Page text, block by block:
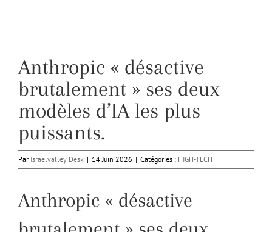
Anthropic « désactive
brutalement » ses deux
modèles d’IA les plus
puissants.
Par Israelvalley Desk | 14 Juin 2026 | Catégories : HIGH-TECH
Anthropic « désactive